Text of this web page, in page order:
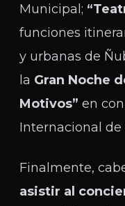
Municipal;
funciones
y urbanas de
la Gran Noche
Motivos” en
Internacional de
Finalmente,
asistir al